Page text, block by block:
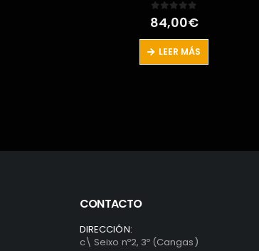
0out of 5
34,90€
PRE-PEDIDO
CONTACTO
DIRECCIÓN:
c\ Seixo nº2, 3º (Cangas)